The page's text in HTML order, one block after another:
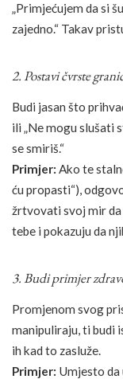
„Primjećujem da si
zajedno.“ Takav
2. Postavi čvrste
Budi jasan što
ili „Ne mogu slušati
se smiriš.“
Primjer: Ako te
ću propasti“),
žrtvovati svoj mir
tebe i pokazuju da
3. Budi primjer
Promjenom svog
manipuliraju, ti budi
ih kad to zasluže.
Primjer: Umjesto da